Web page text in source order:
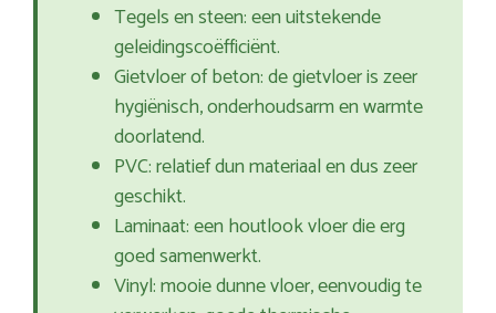
Tegels en steen: een uitstekende
geleidingscoëfficiënt.
Gietvloer of beton: de gietvloer is zeer
hygiënisch, onderhoudsarm en warmte
doorlatend.
PVC: relatief dun materiaal en dus zeer
geschikt.
Laminaat: een houtlook vloer die erg
goed samenwerkt.
Vinyl: mooie dunne vloer, eenvoudig te